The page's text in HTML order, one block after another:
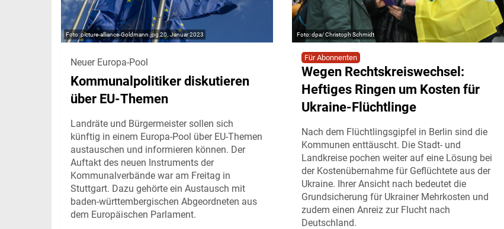
picture-alliance-Goldmann.jpg 20. Januar 2023
Neuer Europa-Pool
Kommunalpolitiker diskutieren
über EU-Themen
Landräte und Bürgermeister sollen sich
künftig in einem Europa-Pool über EU-Themen
austauschen und informieren können. Der
Auftakt des neuen Instruments der
Kommunalverbände war am Freitag in
Stuttgart. Dazu gehörte ein Austausch mit
baden-württembergischen Abgeordneten aus
dem Europäischen Parlament.
dpa/ Christoph Schmidt
Für Abonnenten
Wegen Rechtskreiswechsel:
Heftiges Ringen um Kosten für
Ukraine-Flüchtlinge
Nach dem Flüchtlingsgipfel in Berlin sind die
Kommunen enttäuscht. Die Stadt- und
Landkreise pochen weiter auf eine Lösung bei
der Kostenübernahme für Geflüchtete aus der
Ukraine. Ihrer Ansicht nach bedeutet die
Grundsicherung für Ukrainer Mehrkosten und
zudem einen Anreiz zur Flucht nach
Deutschland.